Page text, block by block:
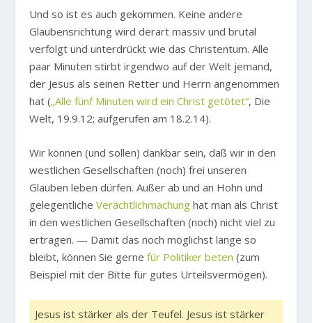
Und so ist es auch gekommen. Keine andere
Glaubensrichtung wird derart massiv und brutal
verfolgt und unterdrückt wie das Christentum. Alle
paar Minuten stirbt irgendwo auf der Welt jemand,
der Jesus als seinen Retter und Herrn angenommen
hat („Alle fünf Minuten wird ein Christ getötet“, Die
Welt, 19.9.12; aufgerufen am 18.2.14).
Wir können (und sollen) dankbar sein, daß wir in den
westlichen Gesellschaften (noch) frei unseren
Glauben leben dürfen. Außer ab und an Hohn und
gelegentlicheVerächtlichmachung hat man als Christ
in den westlichen Gesellschaften (noch) nicht viel zu
ertragen. — Damit das noch möglichst lange so
bleibt, können Sie gernefür Politiker beten (zum
Beispiel mit der Bitte für gutes Urteilsvermögen).
Jesus ist stärker als der Teufel. Jesus ist stärker